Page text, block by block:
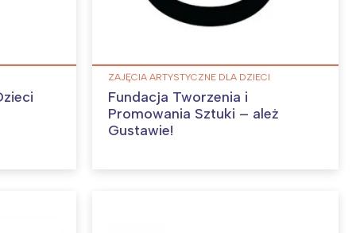
ZAJĘCIA ARTYSTYCZNE DLA DZIECI
Fundacja Tworzenia i
Promowania Sztuki – ależ
Gustawie!